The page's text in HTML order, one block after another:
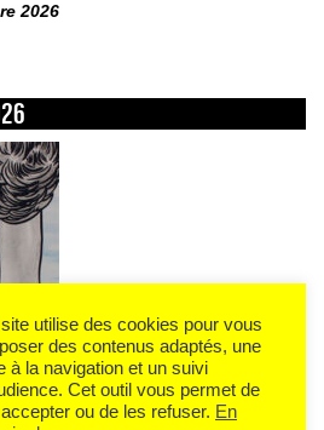
2026
utilise des cookies pour vous
des contenus adaptés, une
à la navigation et un suivi
Cet outil vous permet de
accepter ou de les refuser. En